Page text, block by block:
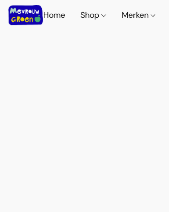
Home Shop Merken